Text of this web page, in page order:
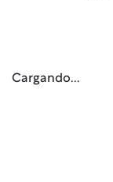
Cargando...